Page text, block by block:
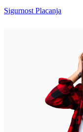
Sigurnost Placanja